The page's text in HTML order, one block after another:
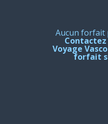
Aucun forfait
Voyage
forfait